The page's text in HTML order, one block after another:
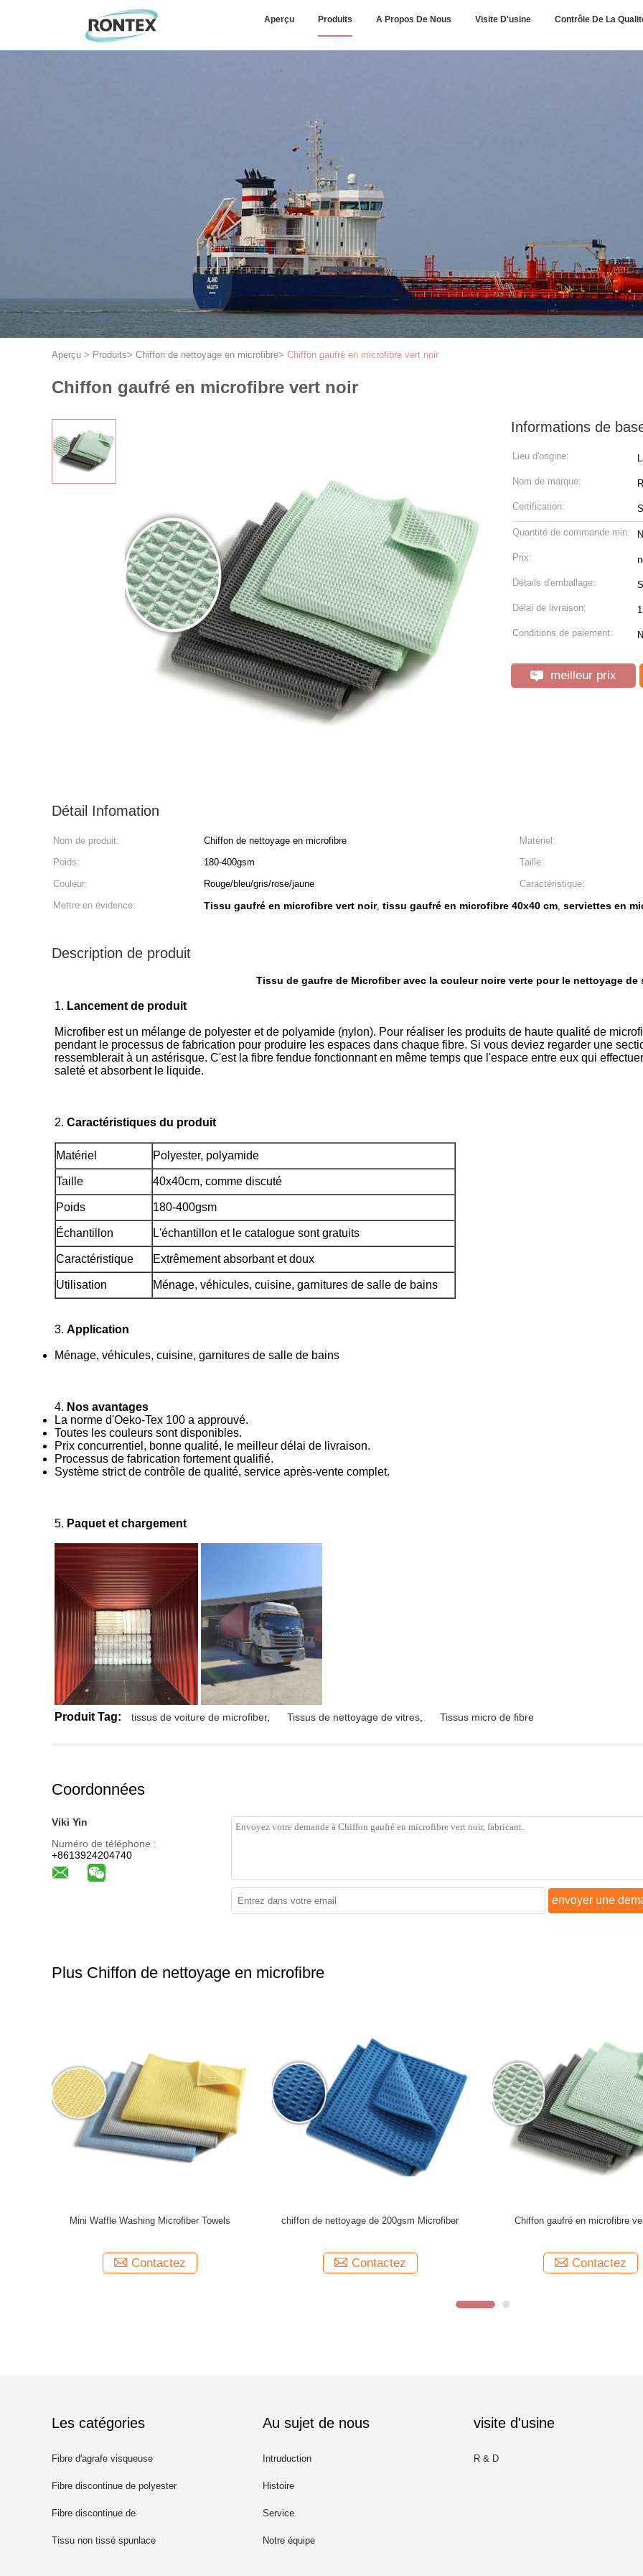
Aperçu Produits A Propos De Nous Visite D'usine Contrôle De La
Aperçu > Produits> Chiffon de nettoyage en microfibre> Chiffon gaufré en microfibre vert noir
Chiffon gaufré en microfibre vert noir
Informations de
Lieu d'origine:
Nom de marque:
Certification:
Quantité de commande min:
Prix:
Détails d'emballage:
Délai de livraison:
Conditions de paiement:
meilleur prix
Détail Infomation
Nom de produit: Chiffon de nettoyage en microfibre
Matériel:
Poids:
180-400gsm
Taille:
Couleur:
Rouge/bleu/gris/rose/jaune
Caractéristique:
Mettre en évidence:
Tissu gaufré en microfibre vert noir, tissu gaufré en microfibre 40x40 cm, serviettes en
Description de produit
Tissu de gaufre de Microfiber avec la couleur noire verte pour le nettoyage de
1. Lancement de produit
Microfiber est un mélange de polyester et de polyamide (nylon). Pour réaliser les produits de haute qualité de
pendant le processus de fabrication pour produire les espaces dans chaque fibre. Si vous deviez regarder une
ressemblerait à un astérisque. C'est la fibre fendue fonctionnant en même temps que l'espace entre eux qui
saleté et absorbent le liquide.
2. Caractéristiques du produit
Matériel Polyester, polyamide
Taille 40x40cm, comme discuté
Poids 180-400gsm
Échantillon L'échantillon et le catalogue sont gratuits
Caractéristique Extrêmement absorbant et doux
Utilisation Ménage, véhicules, cuisine, garnitures de salle de bains
3. Application
Ménage, véhicules, cuisine, garnitures de salle de bains
4. Nos avantages
La norme d'Oeko-Tex 100 a approuvé.
Toutes les couleurs sont disponibles.
Prix concurrentiel, bonne qualité, le meilleur délai de livraison.
Processus de fabrication fortement qualifié.
Système strict de contrôle de qualité, service après-vente complet.
5. Paquet et chargement
Produit Tag: tissus de voiture de microfiber, Tissus de nettoyage de vitres Tissus micro de fibre
Coordonnées
Viki Yin
Numéro de téléphone :
+8613924204740
envoyer une
Plus Chiffon de nettoyage en microfibre
Mini Waffle Washing Microfiber Towels
Contactez
chiffon de nettoyage de 200gsm Microfiber
Contactez
Chiffon gaufré en microfibre
Contactez
Les catégories
Fibre d'agrafe visqueuse
Fibre discontinue de polyester
recyclé
Fibre discontinue de
polypropylène
Tissu non tissé spunlace
Au sujet de nous
Intruduction
Histoire
Service
Notre équipe
visite d'usine
R & D